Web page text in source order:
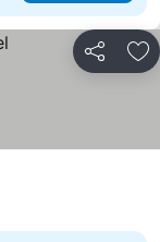
공유 즐